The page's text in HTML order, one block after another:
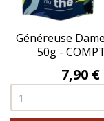
Généreuse
50g -
Prix
7,90 €